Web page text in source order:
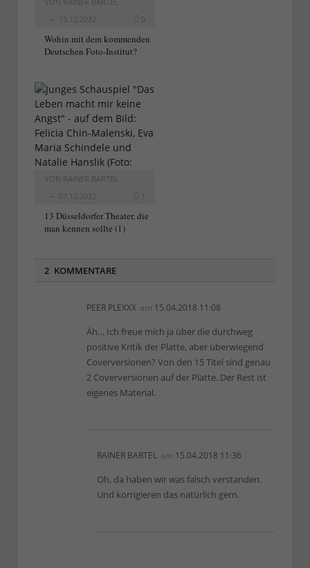
15.12.2022
0
Wohin mit dem kommenden
Deutschen Foto-Institut?
VON RAINER BARTEL
07.12.2022
1
13 Düsseldorfer Theater, die
man kennen sollte (1)
2 KOMMENTARE
PEER PLEXXX am 15.04.2018 11:08
Äh… Ich freue mich ja über die durchweg
positive Kritik der Platte, aber überwiegend
Coverversionen? Von den 15 Titel sind genau
2 Coverversionen auf der Platte. Der Rest ist
eigenes Material.
RAINER BARTEL am 15.04.2018 11:36
Oh, da haben wir was falsch verstanden.
Und korrigieren das natürlich gern.